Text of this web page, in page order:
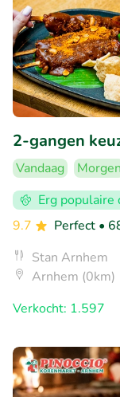
2-gangen
Vandaag Morgen
Erg populaire
9.7
Perfect •
Stan Arnhem
Arnhem (0km)
Verkocht: 1.597